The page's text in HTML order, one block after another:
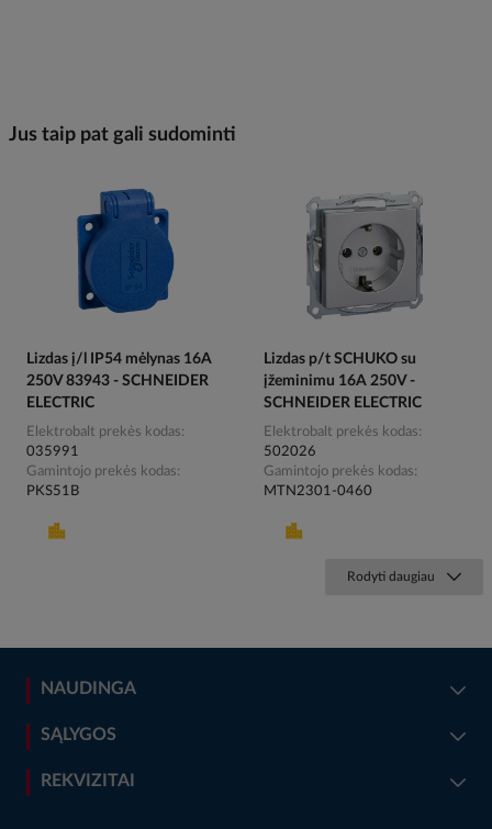
Jus taip pat gali sudominti
Lizdas į/l IP54 mėlynas 16A
250V 83943 - SCHNEIDER
ELECTRIC
Elektrobalt prekės kodas
035991
Gamintojo prekės kodas
PKS51B
Lizdas p/t SCHUKO su
įžeminimu 16A 250V -
SCHNEIDER ELECTRIC
Elektrobalt prekės kodas
502026
Gamintojo prekės kodas
MTN2301-0460
Rodyti daugiau
NAUDINGA
SĄLYGOS
REKVIZITAI